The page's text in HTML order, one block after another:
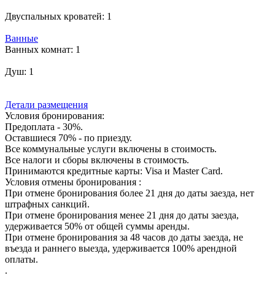
Двуспальных кроватей: 1
Ванные
Ванных комнат: 1
Душ: 1
Детали размещения
Условия бронирования:
Предоплата - 30%.
Оставшиеся 70% - по приезду.
Все коммунальные услуги включены в стоимость.
Все налоги и сборы включены в стоимость.
Принимаются кредитные карты: Visa и Master Card.
Условия отмены бронирования :
При отмене бронирования более 21 дня до даты заезда, нет
штрафных санкций.
При отмене бронирования менее 21 дня до даты заезда,
удерживается 50% от общей суммы аренды.
При отмене бронирования за 48 часов до даты заезда, не
въезда и раннего выезда, удерживается 100% арендной
оплаты.
.